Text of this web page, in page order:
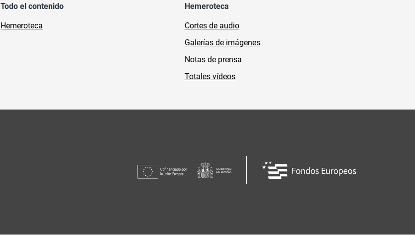
Todo el contenido
Hemeroteca
Hemeroteca
Cortes de audio
Galerías de imágenes
Notas de prensa
Totales vídeos